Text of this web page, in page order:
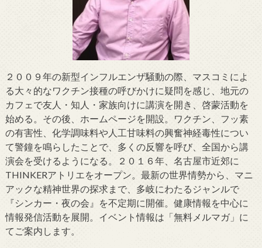
２００９年の新型インフルエンザ騒動の際、マスコミによ
る大々的なワクチン接種の呼びかけに疑問を感じ、地元の
カフェで友人・知人・家族向けに講演を開き、啓蒙活動を
始める。その後、ホームページを開設。ワクチン、フッ素
の有害性、化学調味料や人工甘味料の興奮神経毒性につい
て警鐘を鳴らしたことで、多くの反響を呼び、全国から講
演会を受けるようになる。２０１６年、名古屋市近郊に
THINKERアトリエをオープン。最新の世界情勢から、マニ
アックな精神世界の探求まで、多岐にわたるジャンルで
『シンカー・夜の会』を不定期に開催。健康情報を中心に
情報発信活動を展開。イベント情報は「無料メルマガ」に
てご案内します。